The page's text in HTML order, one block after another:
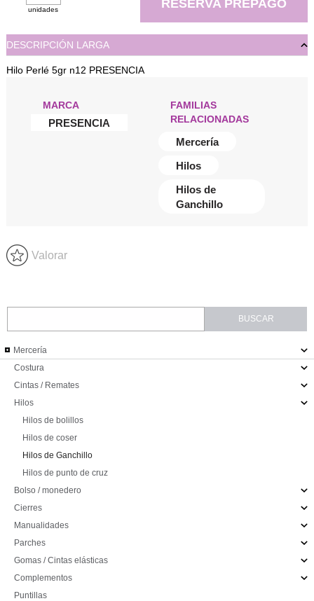
unidades RESERVA PREPAGO
DESCRIPCIÓN LARGA
Hilo Perlé 5gr n12 PRESENCIA
MARCA
PRESENCIA
FAMILIAS
RELACIONADAS
Mercería
Hilos
Hilos de
Ganchillo
Valorar
Mercería
Costura
Cintas / Remates
Hilos
Hilos de bolillos
Hilos de coser
Hilos de Ganchillo
Hilos de punto de cruz
Bolso / monedero
Cierres
Manualidades
Parches
Gomas / Cintas elásticas
Complementos
Puntillas